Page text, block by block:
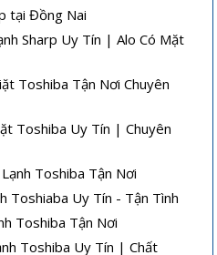
tại Đồng Nai
Sharp Uy Tín | Alo Có Mặt
Toshiba Tận Nơi Chuyên
Toshiba Uy Tín | Chuyên
Toshiba Tận Nơi
Toshiaba Uy Tín - Tận Tình
Toshiba Tận Nơi
Toshiba Uy Tín | Chất